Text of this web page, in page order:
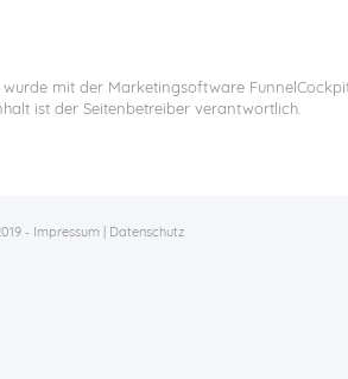
wurde mit der Marketingsoftware
ist der Seitenbetreiber verantwortlich.
- Impressum Datenschutz